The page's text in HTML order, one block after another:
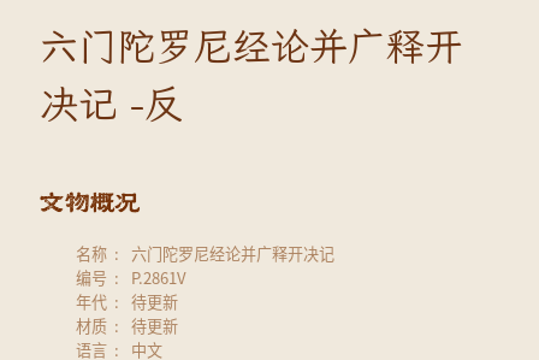
六门陀罗尼经论并广释开
决记 -反
名称
六门陀罗尼经论并广释开决记
编号
P.2861V
年代
待更新
材质
待更新
语言
中文